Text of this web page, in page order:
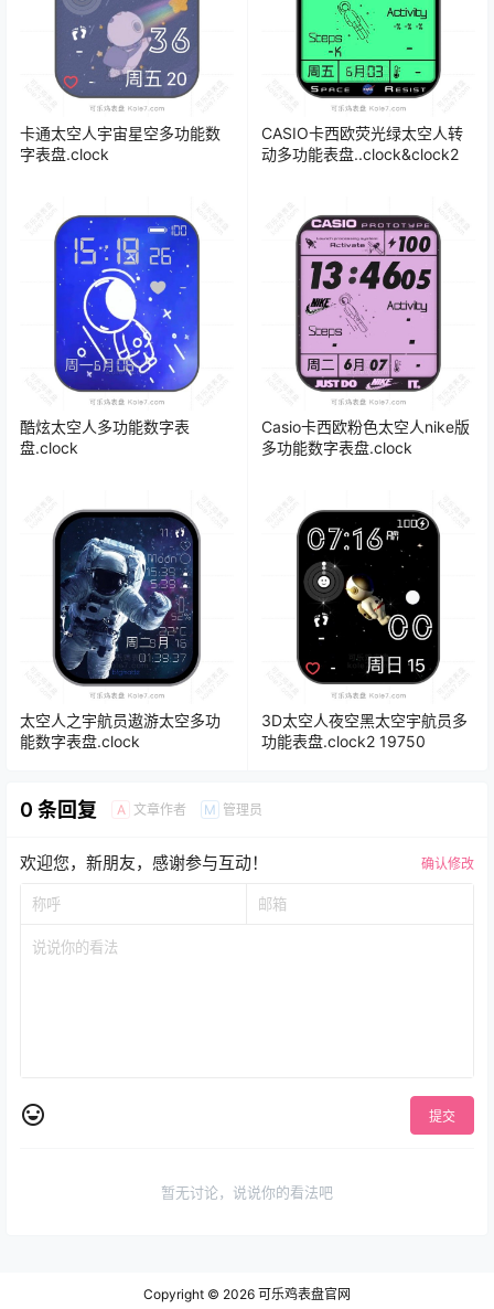
卡通太空人宇宙星空多功能数
字表盘.clock
CASIO卡西欧荧光绿太空人转
动多功能表盘..clock&clock2
酷炫太空人多功能数字表
盘.clock
Casio卡西欧粉色太空人nike版
多功能数字表盘.clock
太空人之宇航员遨游太空多功
能数字表盘.clock
3D太空人夜空黑太空宇航员多
功能表盘.clock2 19750
0 条回复 A 文章作者 M 管理员
欢迎您，新朋友，感谢参与互动！ 确认修改
提交
暂无讨论，说说你的看法吧
Copyright © 2026 可乐鸡表盘官网